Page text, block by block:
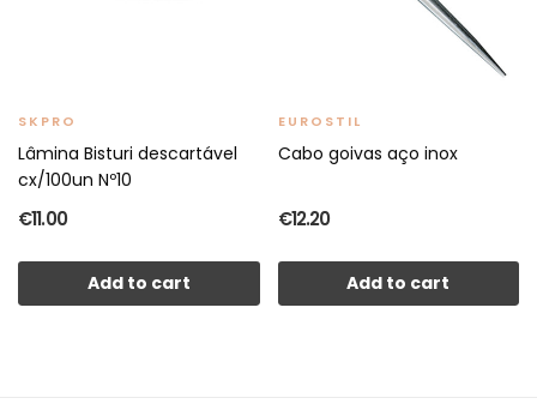
SKPRO
Lâmina Bisturi descartável
cx/100un Nº10
€11.00
Add to cart
EUROSTIL
Cabo goivas aço inox
€12.20
Add to cart